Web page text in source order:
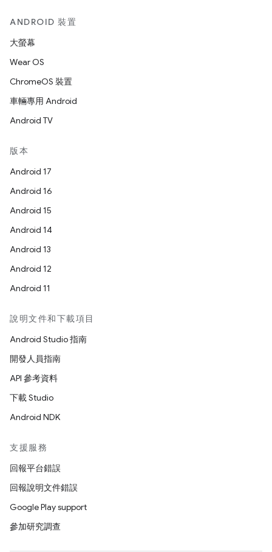
ANDROID 裝置
大螢幕
Wear OS
ChromeOS 裝置
車輛專用 Android
Android TV
版本
Android 17
Android 16
Android 15
Android 14
Android 13
Android 12
Android 11
說明文件和下載項目
Android Studio 指南
開發人員指南
API 參考資料
下載 Studio
Android NDK
支援服務
回報平台錯誤
回報說明文件錯誤
Google Play support
參加研究調查